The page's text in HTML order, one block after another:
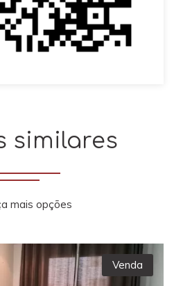
similares
mais opções
Venda